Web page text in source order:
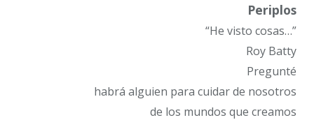
Periplos
“He visto cosas…”
Roy Batty
Pregunté
habrá alguien para cuidar de nosotros
de los mundos que creamos